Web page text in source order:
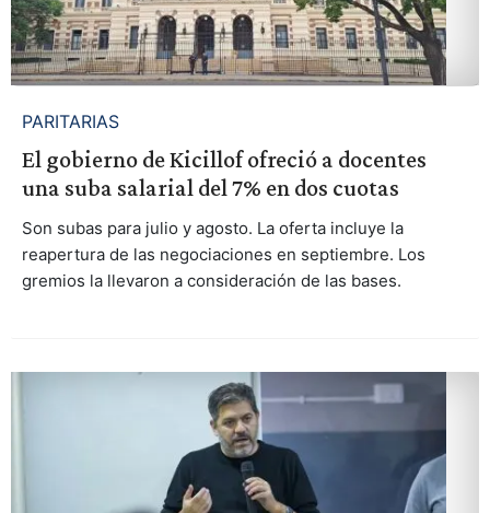
PARITARIAS
El gobierno de Kicillof ofreció a docentes
una suba salarial del 7% en dos cuotas
Son subas para julio y agosto. La oferta incluye la
reapertura de las negociaciones en septiembre. Los
gremios la llevaron a consideración de las bases.